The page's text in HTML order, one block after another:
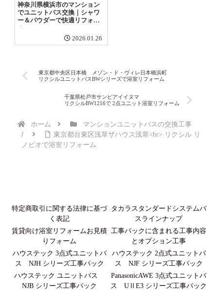
神奈川県横浜市のマンション
でユニットバス交換｜シャワ
ー＆パウダーで快適リフォー
ム
2026.01.26
東京都中央区日本橋 メゾン・ド・ヴィレ日本橋浜町
リクシルユニットバスBWシリーズで浴室リフォーム
千葉県松戸市サンピアイイヌマ
リクシルBW1216で 2点ユニット浴室リフォーム
ホーム
マンションユニットバスの交換工事
東京都台東区浅草ザハウス浅草<br> リクシル リ
ノビオで浴室リフォーム
特定商取引に関する法律に基づ
く表記
タカラスタンダードシステムバ
スラインナップ
賃貸向け浴室リフォームお見積
りフォーム
工事パックに含まれる工事内容
とオプション工事
ハウステック 3点式ユニットバ
ス NJH シリーズ工事パック
ハウステック 2点式ユニットバ
ス NJF シリーズ工事パック
ハウステック ユニットバス
NJB シリーズ工事パック
PanasonicAWE 3点式ユニットバ
ス UⅡE3 シリーズ工事パック